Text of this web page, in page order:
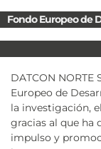
Fondo Europeo de
DATCON
Europeo de
la investigación,
gracias al que ha
impulso y